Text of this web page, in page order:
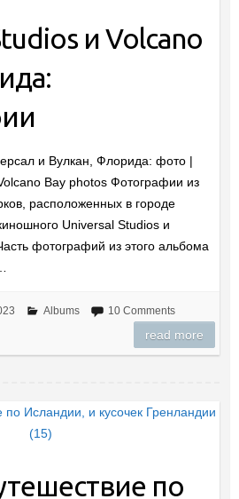
и Volcano
и Вулкан, Флорида: фото |
Bay photos Фотографии из
расположенных в городе
Universal Studios и
фотографий из этого альбома
Albums 10 Comments
read more
по